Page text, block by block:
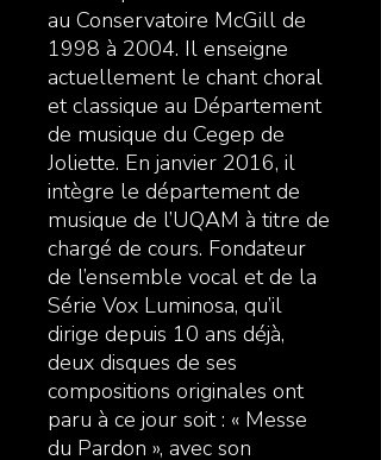
au Conservatoire McGill de
1998 à 2004. Il enseigne
actuellement le chant choral
et classique au Département
de musique du Cegep de
Joliette. En janvier 2016, il
intègre le département de
musique de l’UQAM à titre de
chargé de cours. Fondateur
de l’ensemble vocal et de la
Série Vox Luminosa, qu’il
dirige depuis 10 ans déjà,
deux disques de ses
compositions originales ont
paru à ce jour soit : « Messe
du Pardon », avec son